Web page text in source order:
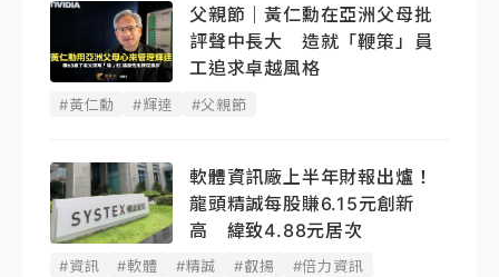
父親節｜黃仁勳在亞洲父母批
評聲中長大 造就「鞭策」員
工追求卓越風格
#黃仁勳 #輝達 #父親節
軟體資訊廠上半年財報出爐！
龍頭精誠每股賺6.15元創新
高 緯致4.88元居次
#資訊 #軟體 #精誠 #叡揚
#倍力資訊